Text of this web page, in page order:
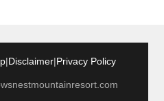
|Disclaimer|Privacy Policy